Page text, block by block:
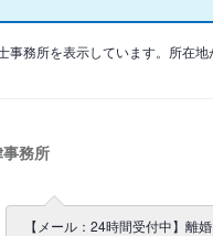
務所を表示しています。所在
務所
【メール：24時間受付中】離